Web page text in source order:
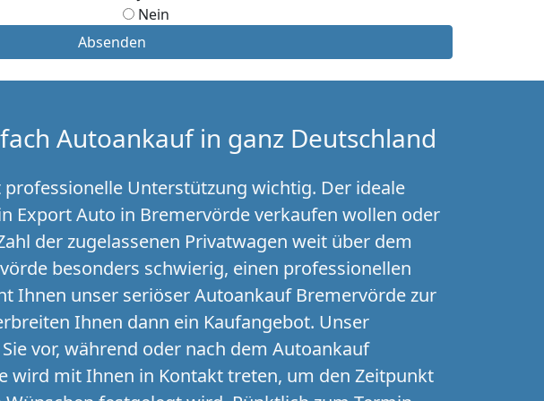
Nein
Absenden
Autoankauf in ganz Deutschland
Unterstützung wichtig. Der ideale
Export Auto in Bremervörde verkaufen wollen oder
der zugelassenen Privatwagen weit über dem
besonders schwierig, einen professionellen
Ihnen unser seriöser Autoankauf Bremervörde zur
Ihnen dann ein Kaufangebot. Unser
vor, während oder nach dem Autoankauf
wird mit Ihnen in Kontakt treten, um den Zeitpunkt